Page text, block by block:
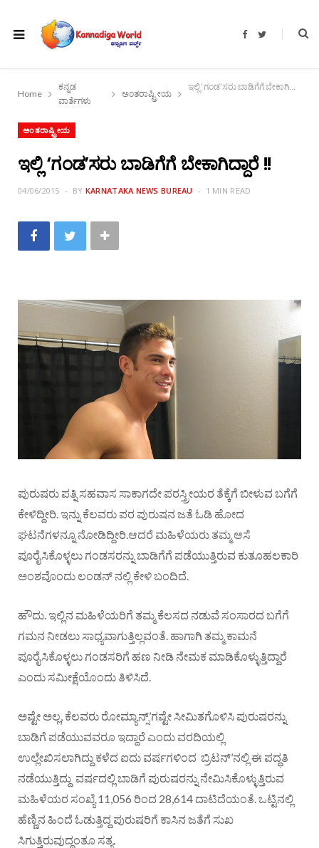
F
b
o
T
t
r
Home
ಕನ್ನಡ
ವಾರ್ತೆಗಳು
ಅಂತರಾಷ್ಟ್ರೀಯ
ಇಲ್ಲಿ ‘ಗಂಡ’ಸರು ಬಾಡಿಗೆಗೆ ಬೇಕಾಗಿದ್ದಾರೆ !!
ಅಂತರಾಷ್ಟ್ರೀಯ
ಇಲ್ಲಿ ‘ಗಂಡ’ಸರು ಬಾಡಿಗೆಗೆ ಬೇಕಾಗಿದ್ದಾರೆ !!
04/06/2015 BY KARNATAKA NEWS BUREAU 1 MIN READ
ಪುರುಷರು ಪತ್ನಿ ಸಹವಾಸ ಸಾಕಾಗದೇ ಪರಸ್ತ್ರೀಯರ ತೆಕ್ಕೆಗೆ ಬೀಳುವ ಬಗೆಗೆ
ಕೇಳಿದ್ದೀರಿ. ಇನ್ನು ಕೆಲವರು ಪರ ಪುರುಷನ ಜತೆ ಓಡಿ ಹೋದ
ಘಟನೆಗಳನ್ನೂ ನೋಡಿದ್ದೀರಿ.ಆದರೆ ಮಹಿಳೆಯರು ತಮ್ಮ ಆಸೆ
ಪೂರೈಸಿಕೊಳ್ಳಲು ಗಂಡಸರನ್ನು ಬಾಡಿಗೆಗೆ ಪಡೆಯುತ್ತಿರುವ ಕುತೂಹಲಕಾರಿ
ಅಂಶವೊಂದು ಲಂಡನ್ ನಲ್ಲಿ ಕೇಳಿ ಬಂದಿದೆ.
ಹೌದು. ಇಲ್ಲಿನ ಮಹಿಳೆಯರಿಗೆ ತಮ್ಮ ಕೆಲಸದ ನಡುವೆ ಸಂಸಾರದ ಬಗೆಗೆ
ಗಮನ ನೀಡಲು ಸಾಧ್ಯವಾಗುತ್ತಿಲ್ಲವಂತೆ. ಹಾಗಾಗಿ ತಮ್ಮ ಕಾಮನೆ
ಪೂರೈಸಿಕೊಳ್ಳಲು ಗಂಡಸರಿಗೆ ಹಣ ನೀಡಿ ನೇಮಕ ಮಾಡಿಕೊಳ್ಳುತ್ತಿದ್ದಾರೆ
ಎಂದು ಸಮೀಕ್ಷೆಯೊಂದು ತಿಳಿಸಿದೆ.
ಅಷ್ಟೇ ಅಲ್ಲ, ಕೆಲವರು ರೋಮ್ಯಾನ್ಸ್’ಗಷ್ಟೇ ಸೀಮಿತಗೊಳಿಸಿ ಪುರುಷರನ್ನು
ಬಾಡಿಗೆ ಪಡೆಯುವವರೂ ಇದ್ದಾರೆ ಎಂದು ವರದಿಯಲ್ಲಿ
ಉಲ್ಲೇಖಿಸಲಾಗಿದ್ದು ಕಳೆದ ಐದು ವರ್ಷಗಳಿಂದ ಬ್ರಿಟನ್’ನಲ್ಲಿ ಈ ಪದ್ಧತಿ
ನಡೆಯುತ್ತಿದ್ದು ವರ್ಷದಲ್ಲಿ ಬಾಡಿಗೆ ಪುರುಷರನ್ನು ನೇಮಿಸಿಕೊಳ್ಳುತ್ತಿರುವ
ಮಹಿಳೆಯರ ಸಂಖ್ಯೆ 11,056 ರಿಂದ 28,614 ದಾಟಿದೆಯಂತೆ. ಒಟ್ಟಿನಲ್ಲಿ
ಹೆಣ್ಣಿನ ಹಿಂದೆ ಓಡುತ್ತಿದ್ದ ಪುರುಷರಿಗೆ ಕಾಸಿನ ಜತೆಗೆ ಸುಖ
ಸಿಗುತ್ತಿರುವುದ್ದಂತೂ ಸತ್ಯ.